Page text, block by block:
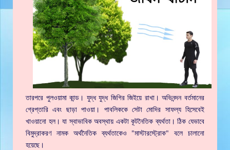
তারপরে পুলওয়ামা কান্ড। যুদ্ধ যুদ্ধ জিগির জিইয়ে রাখা। অভিনন্দন বর্তমানের
গ্রেপ্তারি এবং ছাড়া পাওয়া। পাবলিককে সেটা মোদির সাফল্য হিসেবেই
খাওয়ানো হল। যা স্বাভাবিক অবস্থায় একটা কূটনৈতিক ব্যর্থতা। ঠিক যেভাবে
বিমুদ্রাকরণ নামক অর্থনৈতিক ব্যর্থতাকেও "মাস্টারস্ট্রোক" বলে চালানো
হয়েছে।